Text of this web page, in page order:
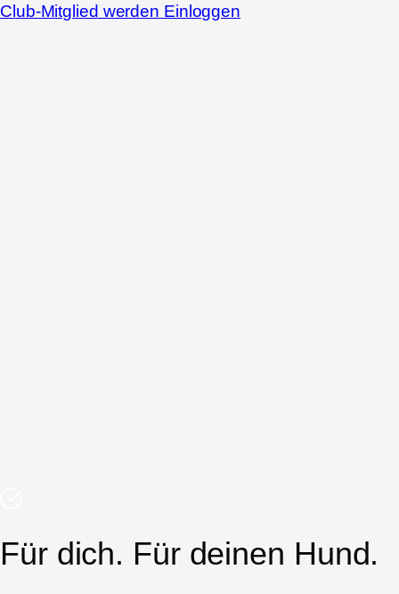
Club-Mitglied werden Einloggen
Für dich. Für deinen Hund.